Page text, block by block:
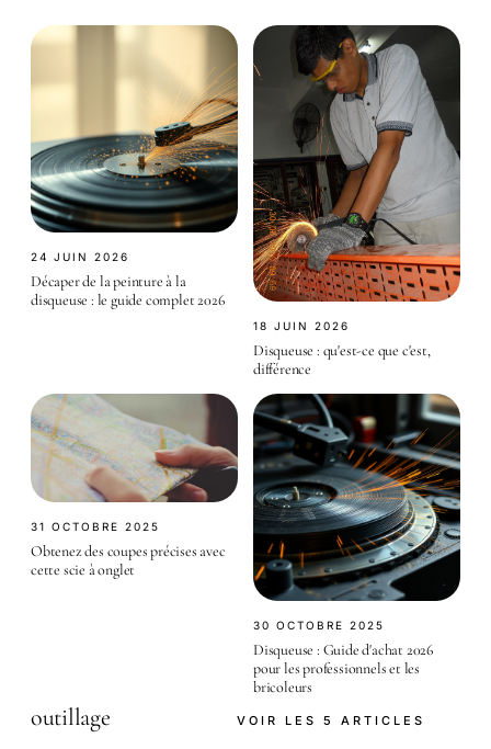
24 JUIN 2026
Décaper de la peinture à la
disqueuse : le guide complet 2026
18 JUIN 2026
Disqueuse : qu'est-ce que c'est,
différence
31 OCTOBRE 2025
Obtenez des coupes précises avec
cette scie à onglet
30 OCTOBRE 2025
Disqueuse : Guide d'achat 2026
pour les professionnels et les
bricoleurs
outillage VOIR LES 5 ARTICLES